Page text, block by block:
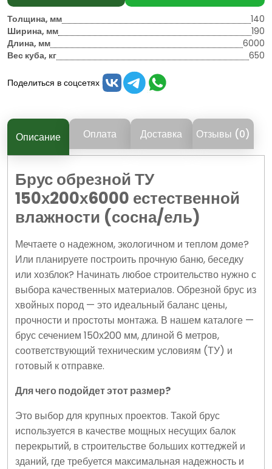
Толщина, мм
140
Ширина, мм
190
Длина, мм
6000
Вес куба, кг
650
Поделиться в соцсетях
Описание Оплата Доставка Отзывы (0)
Брус обрезной ТУ
150х200х6000 естественной
влажности (сосна/ель)
Мечтаете о надежном, экологичном и теплом доме?
Или планируете построить прочную баню, беседку
или хозблок? Начинать любое строительство нужно с
выбора качественных материалов. Обрезной брус из
хвойных пород — это идеальный баланс цены,
прочности и простоты монтажа. В нашем каталоге —
брус сечением 150х200 мм, длиной 6 метров,
соответствующий техническим условиям (ТУ) и
готовый к отправке.
Для чего подойдет этот размер?
Это выбор для крупных проектов. Такой брус
используется в качестве мощных несущих балок
перекрытий, в строительстве больших коттеджей и
зданий, где требуется максимальная надежность и